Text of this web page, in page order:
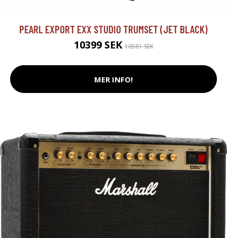
PEARL EXPORT EXX STUDIO TRUMSET (JET BLACK)
10399 SEK10581 SEK
MER INFO!